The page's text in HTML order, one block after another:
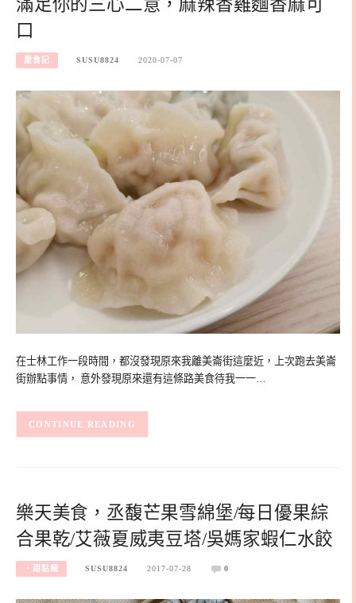
滿足你的三心二意，麻辣香雞麵香麻可
口
愛食記 SUSU8824 2020-07-07
在士林工作一段時間，都沒發現原來我離美崙街這麼近，上次跑去美崙
街辦點事情， 意外發現原來還有這條路美食待我一一…
CONTINUE READING
樂天美食，丞馥芒果雪綿堡/每日優果綜
合果乾/艾薇夏威夷豆塔/吳媽家蝦仁水餃
‧甜點類 SUSU8824 2017-07-28 0